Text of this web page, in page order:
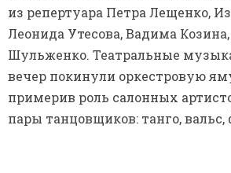
из репертуара Петра Лещенко,
Леонида Утесова, Вадима
Шульженко. Театральные
вечер покинули оркестровую
примерив роль салонных
пары танцовщиков: танго, вальс,